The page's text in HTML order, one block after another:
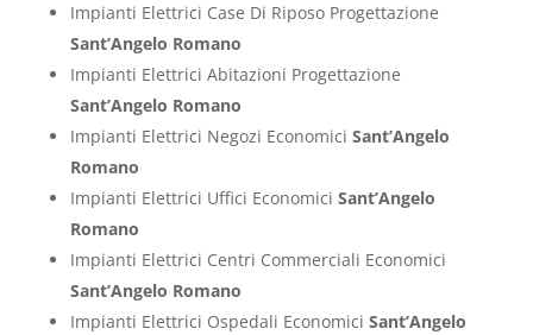
Impianti Elettrici Case Di Riposo Progettazione
Sant’Angelo Romano
Impianti Elettrici Abitazioni Progettazione
Sant’Angelo Romano
Impianti Elettrici Negozi Economici Sant’Angelo
Romano
Impianti Elettrici Uffici Economici Sant’Angelo
Romano
Impianti Elettrici Centri Commerciali Economici
Sant’Angelo Romano
Impianti Elettrici Ospedali Economici Sant’Angelo